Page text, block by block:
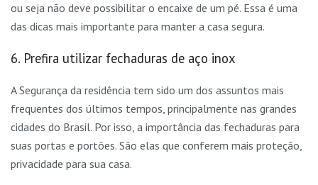
ou seja não deve possibilitar o encaixe de um pé. Essa é uma
das dicas mais importante para manter a casa segura.
6. Prefira utilizar fechaduras de aço inox
A Segurança da residência tem sido um dos assuntos mais
frequentes dos últimos tempos, principalmente nas grandes
cidades do Brasil. Por isso, a importância das fechaduras para
suas portas e portões. São elas que conferem mais proteção,
privacidade para sua casa.